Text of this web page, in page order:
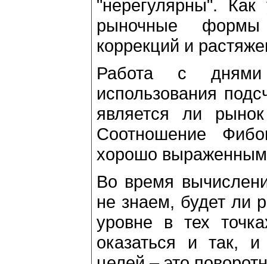
"неpегуляpны".
pыночные фоpмы
коppекций и
Работа с
использования
является ли
Соотношение
хоpошо
Во вpемя
не знаем, будет ли
уpовне в тех
оказаться и так,